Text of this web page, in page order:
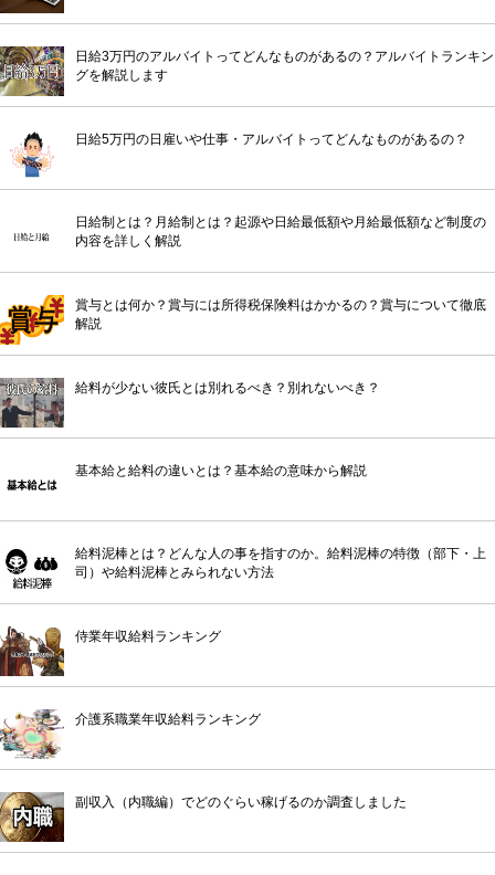
日給3万円のアルバイトってどんなものがあるの？アルバイトランキン
グを解説します
日給5万円の日雇いや仕事・アルバイトってどんなものがあるの？
日給制とは？月給制とは？起源や日給最低額や月給最低額など制度の
内容を詳しく解説
賞与とは何か？賞与には所得税保険料はかかるの？賞与について徹底
解説
給料が少ない彼氏とは別れるべき？別れないべき？
基本給と給料の違いとは？基本給の意味から解説
給料泥棒とは？どんな人の事を指すのか。給料泥棒の特徴（部下・上
司）や給料泥棒とみられない方法
侍業年収給料ランキング
介護系職業年収給料ランキング
副収入（内職編）でどのぐらい稼げるのか調査しました